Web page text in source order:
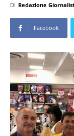
Di Redazione
Facebook